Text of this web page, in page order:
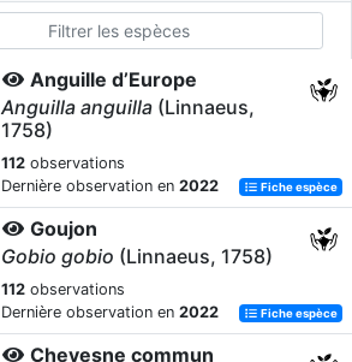
Anguille d’Europe
Anguilla anguilla (Linnaeus,
1758)
112 observations
Dernière observation en 2022 Fiche espèce
Goujon
Gobio gobio (Linnaeus, 1758)
112 observations
Dernière observation en 2022 Fiche espèce
Chevesne commun